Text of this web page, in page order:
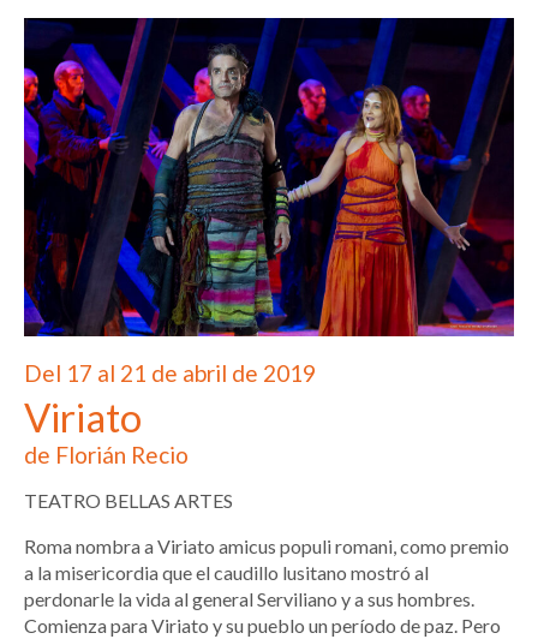
Del 17 al 21 de abril de 2019
Viriato
de Florián Recio
TEATRO BELLAS ARTES
Roma nombra a Viriato amicus populi romani, como premio
a la misericordia que el caudillo lusitano mostró al
perdonarle la vida al general Serviliano y a sus hombres.
Comienza para Viriato y su pueblo un período de paz. Pero